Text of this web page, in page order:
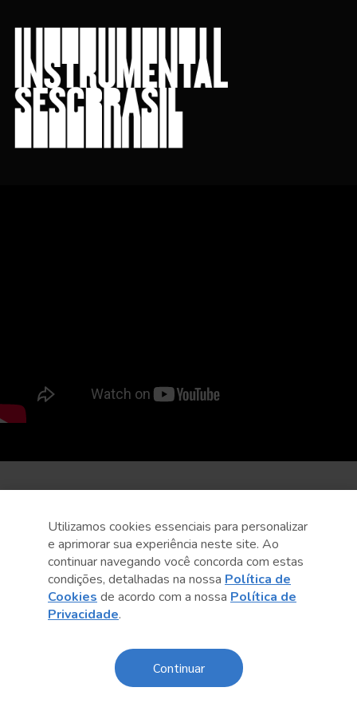
Utilizamos cookies essenciais para personalizar
e aprimorar sua experiência neste site. Ao
continuar navegando você concorda com estas
condições, detalhadas na nossa Política de
Cookies de acordo com a nossa Política de
Privacidade.
Continuar